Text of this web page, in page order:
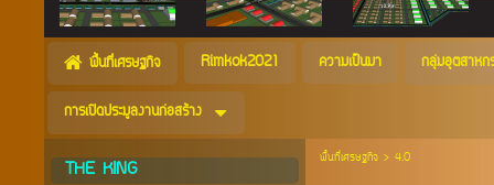
พื้นที่เศรษฐกิจ Rimkok2021 ความเป็นมา กลุ่มอุตสาหก
การเปิดประมูลงานก่อสร้าง
THE KING
พื้นที่เศรษฐกิจ> 4.0